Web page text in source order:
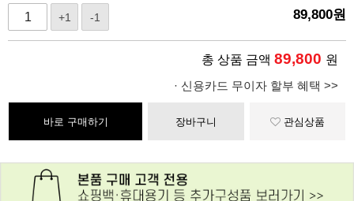
+1 -1 89,800원
총 상품 금액 89,800 원
· 신용카드 무이자 할부 혜택 >>
바로 구매하기 장바구니 관심상품